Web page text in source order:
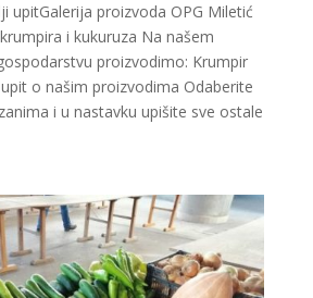
upitGalerija proizvoda OPG Miletić
i kukuruza Na našem
proizvodimo: Krumpir
o našim proizvodima Odaberite
i u nastavku upišite sve ostale